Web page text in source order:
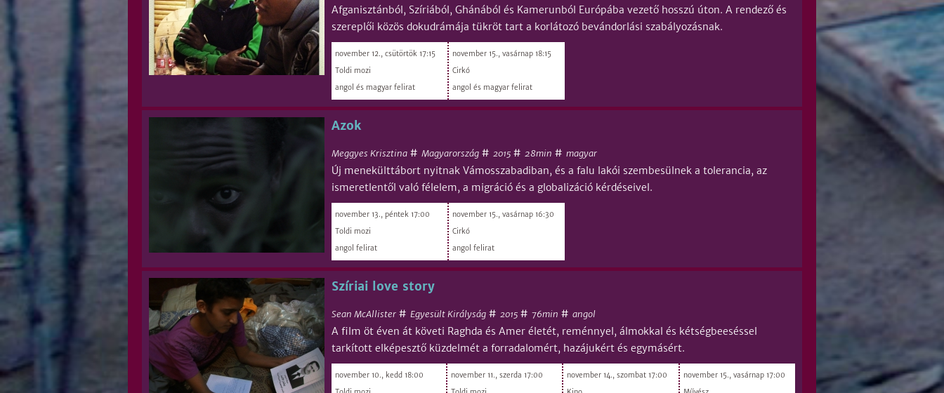
Afganisztánból, Szíriából, Ghánából és Kamerunból Európába vezető hosszú úton. A rendező és
szereplői közös dokudrámája tükröt tart a korlátozó bevándorlási szabályozásnak.
november 12., csütörtök 17:15
Toldi mozi
angol és magyar felirat
november 15., vasárnap 18:15
Cirkó
angol és magyar felirat
Azok
Meggyes Krisztina # Magyarország # 2015 # 28min # magyar
Új menekülttábort nyitnak Vámosszabadiban, és a falu lakói szembesülnek a tolerancia, az
ismeretlentől való félelem, a migráció és a globalizáció kérdéseivel.
november 13., péntek 17:00
Toldi mozi
angol felirat
november 15., vasárnap 16:30
Cirkó
angol felirat
Szíriai love story
Sean McAllister # Egyesült Királyság # 2015 # 76min # angol
A film öt éven át követi Raghda és Amer életét, reménnyel, álmokkal és kétségbeeséssel
tarkított elképesztő küzdelmét a forradalomért, hazájukért és egymásért.
november 10., kedd 18:00
november 11., szerda 17:00
november 14., szombat 17:00
november 15., vasárnap 17:00